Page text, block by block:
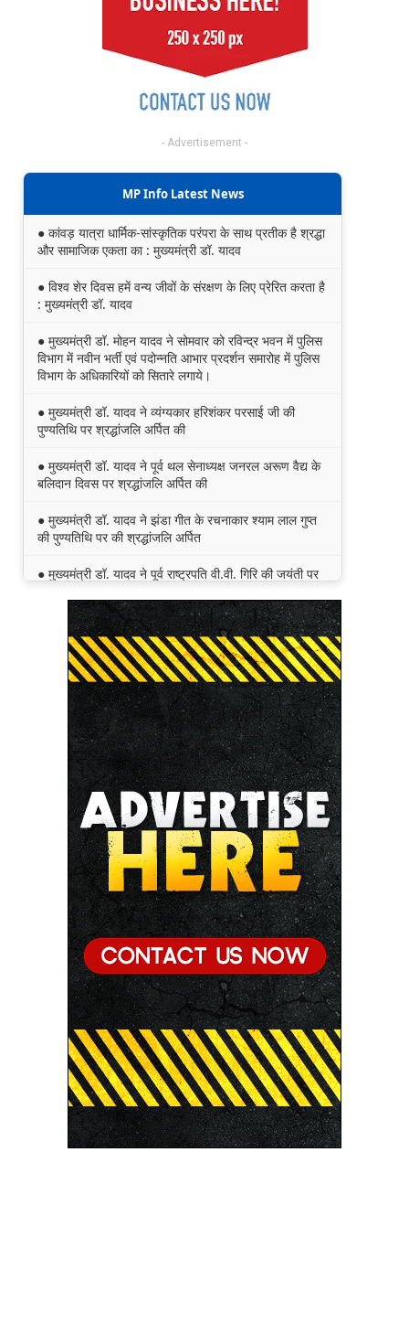
- Advertisement -
MP Info Latest News
● कांवड़ यात्रा धार्मिक-सांस्कृतिक परंपरा के साथ प्रतीक है श्रद्धा
और सामाजिक एकता का : मुख्यमंत्री डॉ. यादव
● विश्व शेर दिवस हमें वन्य जीवों के संरक्षण के लिए प्रेरित करता है
: मुख्यमंत्री डॉ. यादव
● मुख्यमंत्री डॉ. मोहन यादव ने सोमवार को रविन्द्र भवन में पुलिस
विभाग में नवीन भर्ती एवं पदोन्नति आभार प्रदर्शन समारोह में पुलिस
विभाग के अधिकारियों को सितारे लगाये।
● मुख्यमंत्री डॉ. यादव ने व्यंग्यकार हरिशंकर परसाई जी की
पुण्यतिथि पर श्रद्धांजलि अर्पित की
● मुख्यमंत्री डॉ. यादव ने पूर्व थल सेनाध्यक्ष जनरल अरूण वैद्य के
बलिदान दिवस पर श्रद्धांजलि अर्पित की
● मुख्यमंत्री डॉ. यादव ने झंडा गीत के रचनाकार श्याम लाल गुप्त
की पुण्यतिथि पर की श्रद्धांजलि अर्पित
● मुख्यमंत्री डॉ. यादव ने पूर्व राष्ट्रपति वी.वी. गिरि की जयंती पर